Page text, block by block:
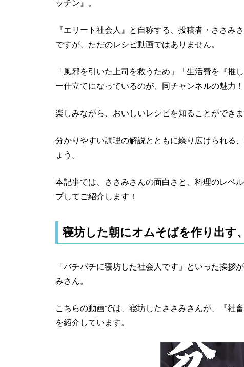
『エリート社会人』と自称する、投稿者・ささ
ですが、ただのレシピ動画ではありません。
「風邪を引いた上司を救うため」「生活費を『推
ー仕立てになっているのが、同チャンネルの魅力！
楽しみながら、おいしいレシピを知ることができま
分かりやすい調理の解説とともに繰り広げられる
ょう。
本記事では、ささみさんの面白さと、料理のレベ
プしてご紹介します！
寝坊した朝にオムそばを作り出す
「バチバチに寝坊した社会人です」といった挨拶
みさん。
こちらの動画では、寝坊したささみさんが、『社
を紹介しています。